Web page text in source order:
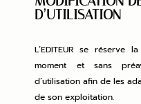
D’UTILISATION
L’EDITEUR se
moment et sans
d’utilisation afin de les
de son exploitation.